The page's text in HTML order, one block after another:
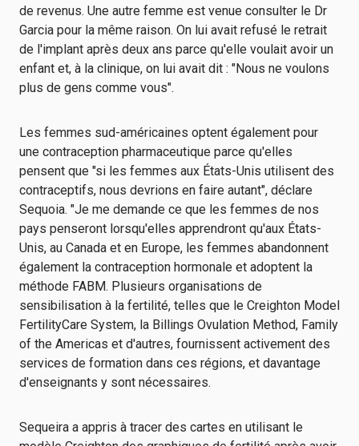
de revenus. Une autre femme est venue consulter le Dr
Garcia pour la même raison. On lui avait refusé le retrait
de l'implant après deux ans parce qu'elle voulait avoir un
enfant et, à la clinique, on lui avait dit : "Nous ne voulons
plus de gens comme vous".
Les femmes sud-américaines optent également pour
une contraception pharmaceutique parce qu'elles
pensent que "si les femmes aux États-Unis utilisent des
contraceptifs, nous devrions en faire autant", déclare
Sequoia. "Je me demande ce que les femmes de nos
pays penseront lorsqu'elles apprendront qu'aux États-
Unis, au Canada et en Europe, les femmes abandonnent
également la contraception hormonale et adoptent la
méthode FABM. Plusieurs organisations de
sensibilisation à la fertilité, telles que le Creighton Model
FertilityCare System, la Billings Ovulation Method, Family
of the Americas et d'autres, fournissent activement des
services de formation dans ces régions, et davantage
d'enseignants y sont nécessaires.
Sequeira a appris à tracer des cartes en utilisant le